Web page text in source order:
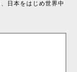
日本をはじめ世界中